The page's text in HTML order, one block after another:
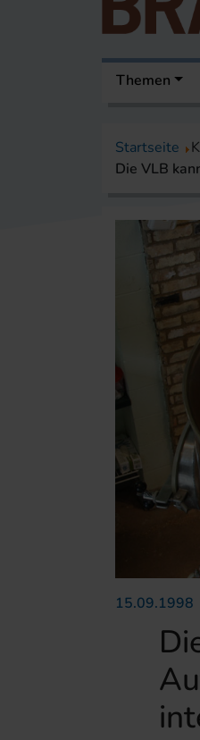
Themen
Startseite
Die VLB
15.09.1998